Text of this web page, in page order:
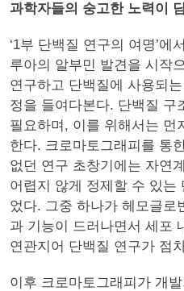
과학자들의 숭고한 노력이
‘1부 단백질 연구의 여명’에
루아의 알부민 발견을 시작
연구하고 단백질에 사용되
정을 들여다본다. 단백질 구
필요하며, 이를 위해서는 먼
한다. 크로마토그래피를 통
없던 연구 초창기에는 자연
어렵지 않게 정제할 수 있는
었다. 그중 하나가 헤모글로
과 기능이 드러나면서 세포
연관지어 단백질 연구가 점
이후 크로마토그래피가 개